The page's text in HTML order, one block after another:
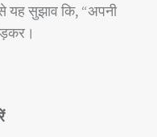
यह सुझाव कि, “अपनी